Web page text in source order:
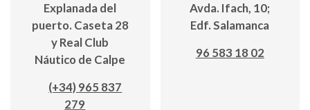
Explanada del
puerto. Caseta 28
y Real Club
Náutico de Calpe
(+34) 965 837
279
Avda. Ifach, 10;
Edf. Salamanca
96 583 18 02